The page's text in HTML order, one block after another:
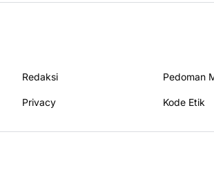
Redaksi Pedoman
Privacy Kode Etik